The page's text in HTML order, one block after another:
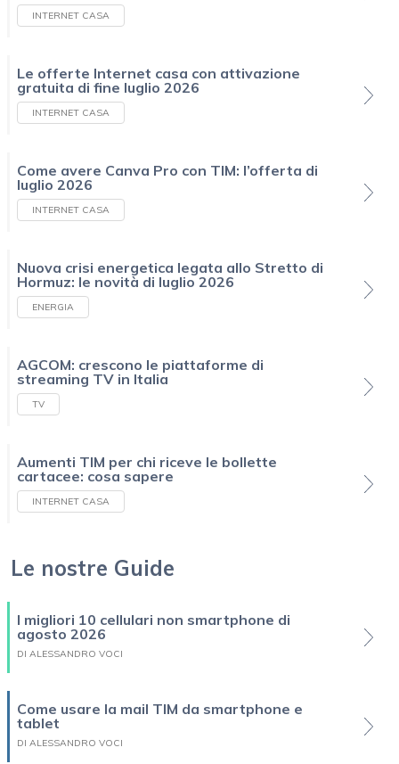
INTERNET CASA
Le offerte Internet casa con attivazione
gratuita di fine luglio 2026
INTERNET CASA
Come avere Canva Pro con TIM: l’offerta di
luglio 2026
INTERNET CASA
Nuova crisi energetica legata allo Stretto di
Hormuz: le novità di luglio 2026
ENERGIA
AGCOM: crescono le piattaforme di
streaming TV in Italia
TV
Aumenti TIM per chi riceve le bollette
cartacee: cosa sapere
INTERNET CASA
Le nostre Guide
I migliori 10 cellulari non smartphone di
agosto 2026
DI ALESSANDRO VOCI
Come usare la mail TIM da smartphone e
tablet
DI ALESSANDRO VOCI